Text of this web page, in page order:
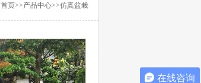
首页>>产品中心>>仿真盆栽
在线咨询